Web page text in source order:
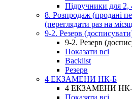
Підручники для 2,
8. Розпродаж (продані
(переглядати раз на
9-2. Резерв
9-2. Резерв
Показати всі
Backlist
Резерв
4 ЕКЗАМЕНИ НК-Б
4 ЕКЗАМЕНИ
Показати всі